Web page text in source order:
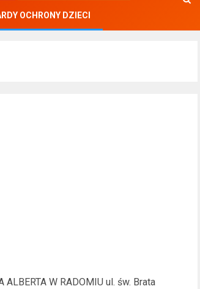
OCHRONY DZIECI
ALBERTA W RADOMIU ul. św. Brata